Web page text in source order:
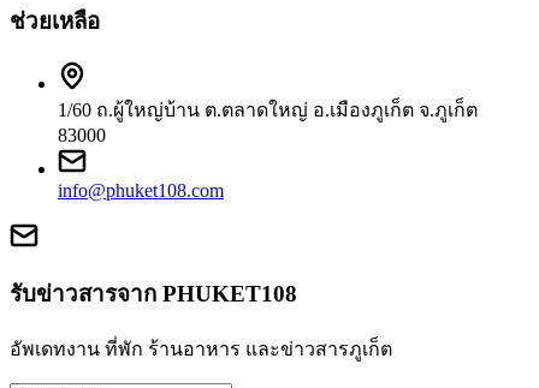
ช่วยเหลือ
1/60 ถ.ผู้ใหญ่บ้าน ต.ตลาดใหญ่ อ.เมืองภูเก็ต จ.ภูเก็ต
83000
info@phuket108.com
รับข่าวสารจาก PHUKET108
อัพเดทงาน ที่พัก ร้านอาหาร และข่าวสารภูเก็ต